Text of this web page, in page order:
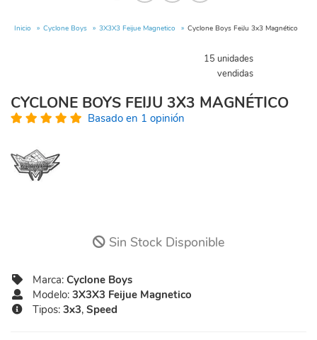
Inicio Cyclone Boys 3X3X3 Feijue Magnetico Cyclone Boys FeiJu 3x3 Magnético
15 unidades
vendidas
CYCLONE BOYS FEIJU 3X3 MAGNÉTICO
Basado en 1 opinión
Sin Stock Disponible
Marca: Cyclone Boys
Modelo: 3X3X3 Feijue Magnetico
Tipos: 3x3, Speed